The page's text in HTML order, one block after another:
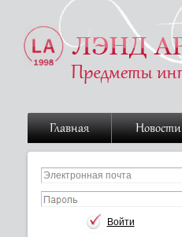
Главная Новости